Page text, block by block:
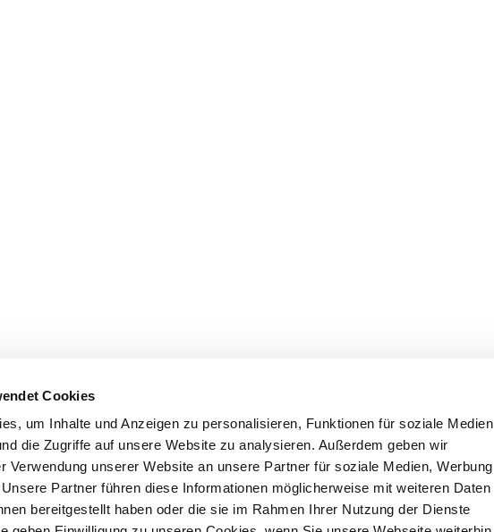
Cookies
um Inhalte und Anzeigen zu personalisieren, Funktionen für soziale Medien
die Zugriffe auf unsere Website zu analysieren. Außerdem geben wir
Verwendung unserer Website an unsere Partner für soziale Medien, Werbung
Partner führen diese Informationen möglicherweise mit weiteren Daten
bereitgestellt haben oder die sie im Rahmen Ihrer Nutzung der Dienste